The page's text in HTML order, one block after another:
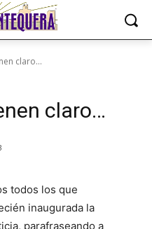
claro...
claro…
todos los que
inaugurada la
parafraseando a